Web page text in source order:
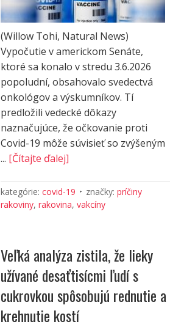
(Willow Tohi, Natural News)
Vypočutie v americkom Senáte,
ktoré sa konalo v stredu 3.6.2026
popoludní, obsahovalo svedectvá
onkológov a výskumníkov. Tí
predložili vedecké dôkazy
naznačujúce, že očkovanie proti
Covid-19 môže súvisieť so zvýšeným
... [Čítajte ďalej]
kategórie: covid-19 značky: príčiny
rakoviny, rakovina, vakcíny
Veľká analýza zistila, že lieky
užívané desaťtisícmi ľudí s
cukrovkou spôsobujú rednutie a
krehnutie kostí